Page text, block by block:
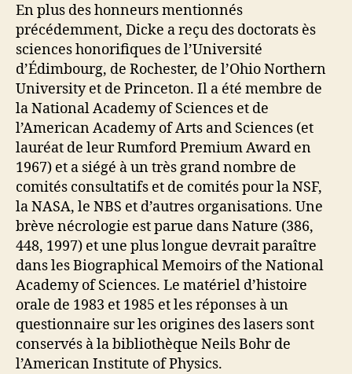
En plus des honneurs mentionnés
précédemment, Dicke a reçu des doctorats ès
sciences honorifiques de l’Université
d’Édimbourg, de Rochester, de l’Ohio Northern
University et de Princeton. Il a été membre de
la National Academy of Sciences et de
l’American Academy of Arts and Sciences (et
lauréat de leur Rumford Premium Award en
1967) et a siégé à un très grand nombre de
comités consultatifs et de comités pour la NSF,
la NASA, le NBS et d’autres organisations. Une
brève nécrologie est parue dans Nature (386,
448, 1997) et une plus longue devrait paraître
dans les Biographical Memoirs of the National
Academy of Sciences. Le matériel d’histoire
orale de 1983 et 1985 et les réponses à un
questionnaire sur les origines des lasers sont
conservés à la bibliothèque Neils Bohr de
l’American Institute of Physics.